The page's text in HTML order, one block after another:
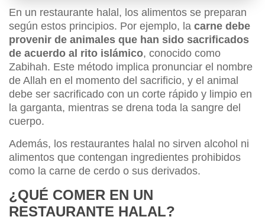
En un restaurante halal, los alimentos se preparan
según estos principios. Por ejemplo, la carne debe
provenir de animales que han sido sacrificados
de acuerdo al rito islámico, conocido como
Zabihah. Este método implica pronunciar el nombre
de Allah en el momento del sacrificio, y el animal
debe ser sacrificado con un corte rápido y limpio en
la garganta, mientras se drena toda la sangre del
cuerpo.
Además, los restaurantes halal no sirven alcohol ni
alimentos que contengan ingredientes prohibidos
como la carne de cerdo o sus derivados.
¿QUÉ COMER EN UN
RESTAURANTE HALAL?